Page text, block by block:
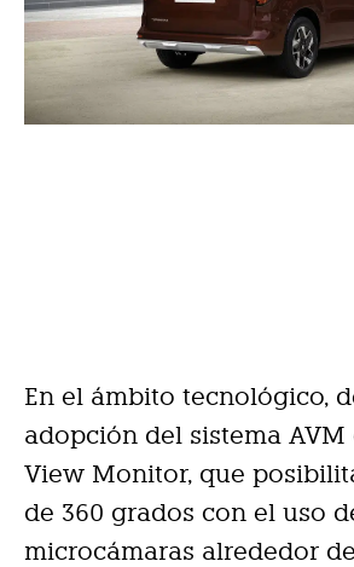
En el ámbito tecnológico,
adopción del sistema AVM
View Monitor, que
de 360 grados con el uso
microcámaras alrededor